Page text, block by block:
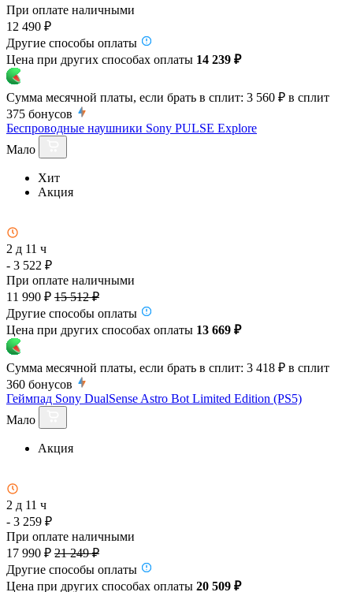
При оплате наличными
12 490 ₽
Другие способы оплаты
Цена при других способах оплаты 14 239 ₽
Сумма месячной платы, если брать в сплит: 3 560 ₽ в сплит
375 бонусов
Беспроводные наушники Sony PULSE Explore
Мало
Хит
Акция
2 д 11 ч
- 3 522 ₽
При оплате наличными
11 990 ₽ 15 512 ₽
Другие способы оплаты
Цена при других способах оплаты 13 669 ₽
Сумма месячной платы, если брать в сплит: 3 418 ₽ в сплит
360 бонусов
Геймпад Sony DualSense Astro Bot Limited Edition (PS5)
Мало
Акция
2 д 11 ч
- 3 259 ₽
При оплате наличными
17 990 ₽ 21 249 ₽
Другие способы оплаты
Цена при других способах оплаты 20 509 ₽